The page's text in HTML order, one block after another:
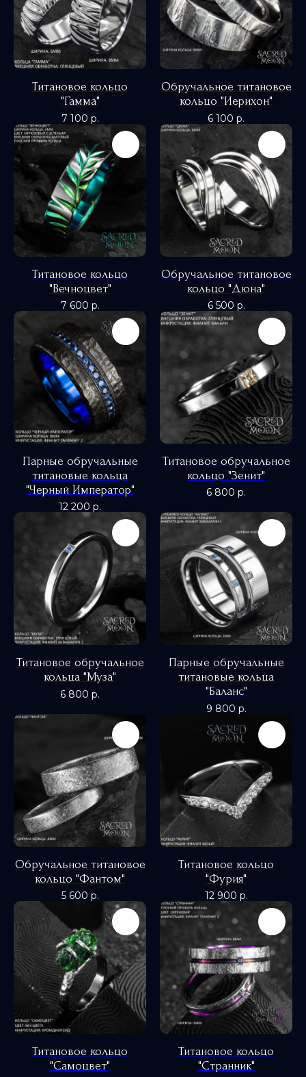
Титановое кольцо
"Гамма"
7 100 р.
Обручальное титановое
кольцо "Иерихон"
6 100 р.
Титановое кольцо
"Вечноцвет"
7 600 р.
Обручальное титановое
кольцо "Дюна"
6 500 р.
Парные обручальные
титановые кольца
"Черный Император"
12 200 р.
Титановое обручальное
кольцо "Зенит"
6 800 р.
Титановое обручальное
кольца "Муза"
6 800 р.
Парные обручальные
титановые кольца
"Баланс"
9 800 р.
Обручальное титановое
кольцо "Фантом"
5 600 р.
Титановое кольцо
"Фурия"
12 900 р.
Титановое кольцо
"Самоцвет"
Титановое кольцо
"Странник"